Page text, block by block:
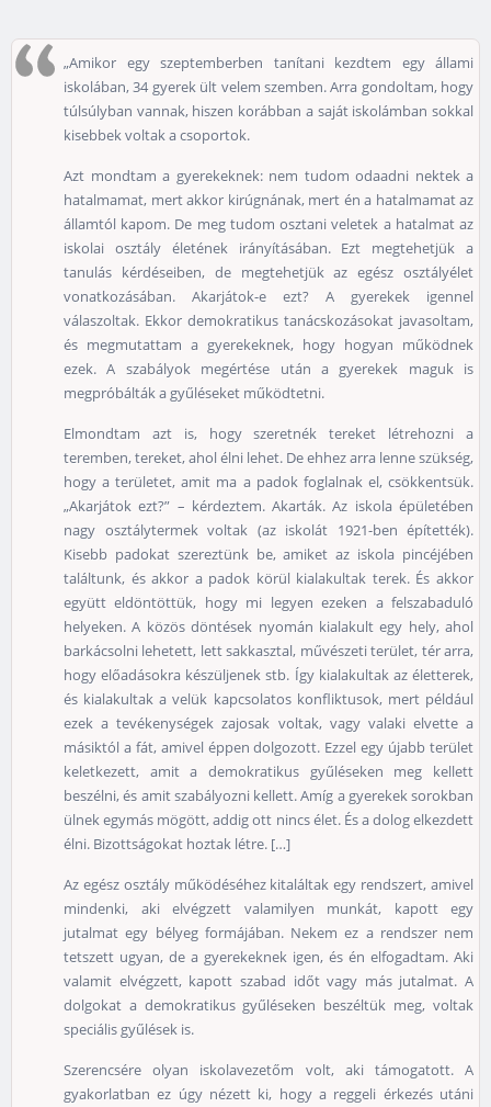
„Amikor egy szeptemberben tanítani kezdtem egy állami
iskolában, 34 gyerek ült velem szemben. Arra gondoltam, hogy
túlsúlyban vannak, hiszen korábban a saját iskolámban sokkal
kisebbek voltak a csoportok.
Azt mondtam a gyerekeknek: nem tudom odaadni nektek a
hatalmamat, mert akkor kirúgnának, mert én a hatalmamat az
államtól kapom. De meg tudom osztani veletek a hatalmat az
iskolai osztály életének irányításában. Ezt megtehetjük a
tanulás kérdéseiben, de megtehetjük az egész osztályélet
vonatkozásában. Akarjátok-e ezt? A gyerekek igennel
válaszoltak. Ekkor demokratikus tanácskozásokat javasoltam,
és megmutattam a gyerekeknek, hogy hogyan működnek
ezek. A szabályok megértése után a gyerekek maguk is
megpróbálták a gyűléseket működtetni.
Elmondtam azt is, hogy szeretnék tereket létrehozni a
teremben, tereket, ahol élni lehet. De ehhez arra lenne szükség,
hogy a területet, amit ma a padok foglalnak el, csökkentsük.
„Akarjátok ezt?” – kérdeztem. Akarták. Az iskola épületében
nagy osztálytermek voltak (az iskolát 1921-ben építették).
Kisebb padokat szereztünk be, amiket az iskola pincéjében
találtunk, és akkor a padok körül kialakultak terek. És akkor
együtt eldöntöttük, hogy mi legyen ezeken a felszabaduló
helyeken. A közös döntések nyomán kialakult egy hely, ahol
barkácsolni lehetett, lett sakkasztal, művészeti terület, tér arra,
hogy előadásokra készüljenek stb. Így kialakultak az életterek,
és kialakultak a velük kapcsolatos konfliktusok, mert például
ezek a tevékenységek zajosak voltak, vagy valaki elvette a
másiktól a fát, amivel éppen dolgozott. Ezzel egy újabb terület
keletkezett, amit a demokratikus gyűléseken meg kellett
beszélni, és amit szabályozni kellett. Amíg a gyerekek sorokban
ülnek egymás mögött, addig ott nincs élet. És a dolog elkezdett
élni. Bizottságokat hoztak létre. […]
Az egész osztály működéséhez kitaláltak egy rendszert, amivel
mindenki, aki elvégzett valamilyen munkát, kapott egy
jutalmat egy bélyeg formájában. Nekem ez a rendszer nem
tetszett ugyan, de a gyerekeknek igen, és én elfogadtam. Aki
valamit elvégzett, kapott szabad időt vagy más jutalmat. A
dolgokat a demokratikus gyűléseken beszéltük meg, voltak
speciális gyűlések is.
Szerencsére olyan iskolavezetőm volt, aki támogatott. A
gyakorlatban ez úgy nézett ki, hogy a reggeli érkezés utáni